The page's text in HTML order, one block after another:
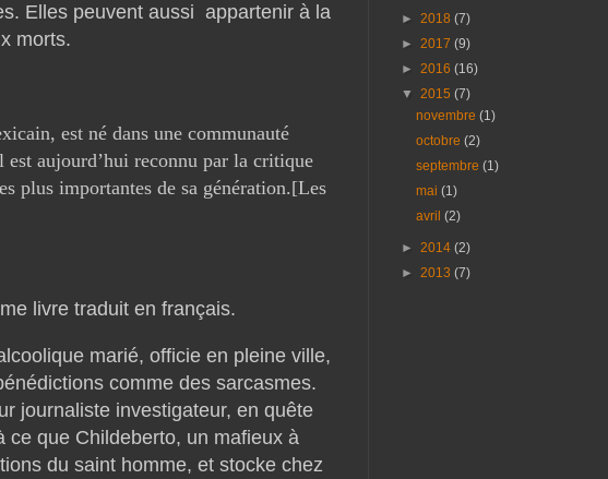
Elles peuvent aussi appartenir à la
morts.
est né dans une communauté
est aujourd’hui reconnu par la critique
plus importantes de sa génération.[Les
livre traduit en français.
marié, officie en pleine ville,
comme des sarcasmes.
journaliste investigateur, en quête
ce que Childeberto, un mafieux à
du saint homme, et stocke chez
► 2018 (7)
► 2017 (9)
► 2016 (16)
▼ 2015 (7)
novembre(1)
octobre(2)
septembre(1)
mai(1)
avril(2)
► 2014 (2)
► 2013 (7)